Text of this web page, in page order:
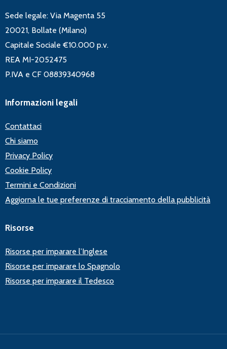
Sede legale: Via Magenta 55
20021, Bollate (Milano)
Capitale Sociale €10.000 p.v.
REA MI-2052475
P.IVA e CF 08839340968
Informazioni legali
Contattaci
Chi siamo
Privacy Policy
Cookie Policy
Termini e Condizioni
Aggiorna le tue preferenze di tracciamento della pubblicità
Risorse
Risorse per imparare l’Inglese
Risorse per imparare lo Spagnolo
Risorse per imparare il Tedesco